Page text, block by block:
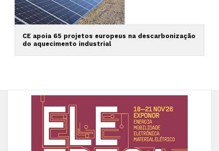
CE apoia 65 projetos europeus na descarbonização
do aquecimento industrial